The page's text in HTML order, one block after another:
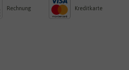
Rechnung Kreditkarte